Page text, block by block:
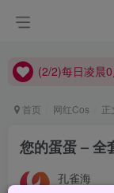
(2/2)每日凌晨0
(2/2)每日凌晨0
首页 网红Cos 正
您的蛋蛋 – 全
孔雀海